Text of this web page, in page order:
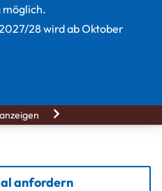
möglich.
28 wird ab Oktober
anfordern